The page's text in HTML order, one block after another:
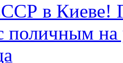
в Киеве!
поличным